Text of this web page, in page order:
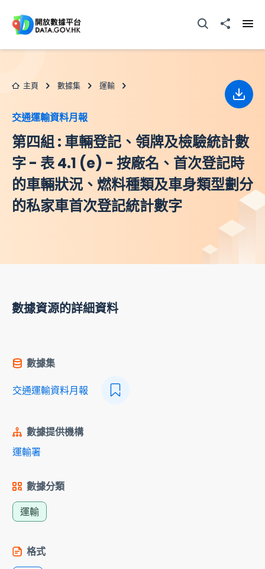
打開搜尋器分享至
主頁 數據集 運輸
交通運輸資料月報
第四組 : 車輛登記、領牌及檢驗統計數
字 - 表 4.1 (e) - 按廠名、首次登記時
的車輛狀況、燃料種類及車身類型劃分
的私家車首次登記統計數字
下載
數據資源的詳細資料
數據集
交通運輸資料月報
數據提供機構
運輸署
數據分類
運輸
格式